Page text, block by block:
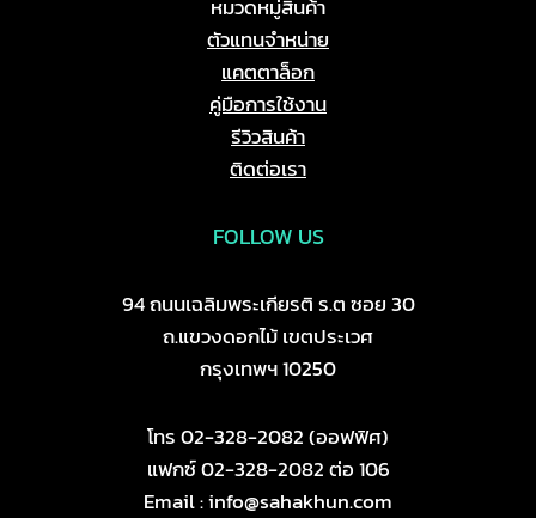
หมวดหมู่สินค้า
ตัวแทนจำหน่าย
แคตตาล็อก
คู่มือการใช้งาน
รีวิวสินค้า
ติดต่อเรา
FOLLOW US
94 ถนนเฉลิมพระเกียรติ ร.ต ซอย 30
ถ.แขวงดอกไม้ เขตประเวศ
กรุงเทพฯ 10250
โทร 02-328-2082 (ออฟฟิศ)
แฟกซ์ 02-328-2082 ต่อ 106
Email : info@sahakhun.com